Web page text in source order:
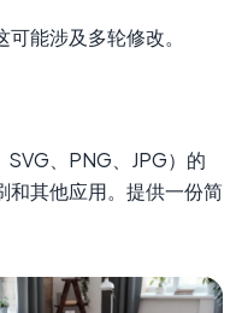
能涉及多轮修改。
、PNG、JPG）的
和其他应用。提供一份简